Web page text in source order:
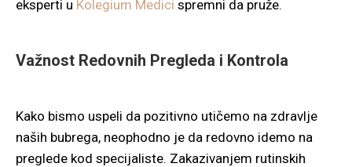
eksperti u Kolegium Medici spremni da pruže.
Važnost Redovnih Pregleda i Kontrola
Kako bismo uspeli da pozitivno utičemo na zdravlje
naših bubrega, neophodno je da redovno idemo na
preglede kod specijaliste. Zakazivanjem rutinskih